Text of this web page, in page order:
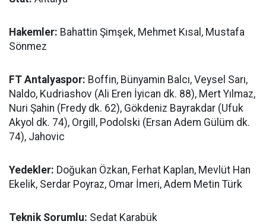
Hakemler: Bahattin Şimşek, Mehmet Kısal, Mustafa
Sönmez
FT Antalyaspor: Boffin, Bünyamin Balcı, Veysel Sarı,
Naldo, Kudriashov (Ali Eren İyican dk. 88), Mert Yılmaz,
Nuri Şahin (Fredy dk. 62), Gökdeniz Bayrakdar (Ufuk
Akyol dk. 74), Orgill, Podolski (Ersan Adem Gülüm dk.
74), Jahovic
Yedekler: Doğukan Özkan, Ferhat Kaplan, Mevlüt Han
Ekelik, Serdar Poyraz, Omar İmeri, Adem Metin Türk
Teknik Sorumlu: Sedat Karabük